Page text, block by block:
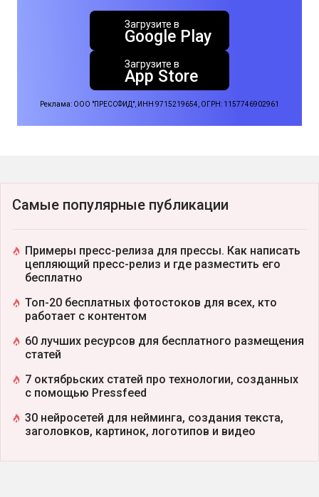
Загрузите в
Google Play
Загрузите в
App Store
Реклама: ООО "ПРЕССФИД", ИНН 9715219654, ОГРН: 1157746902961
Самые популярные публикации
Примеры пресс-релиза для прессы. Как написать
цепляющий пресс-релиз и где разместить его
бесплатно
Топ-20 бесплатных фотостоков для всех, кто
работает с контентом
60 лучших ресурсов для бесплатного размещения
статей
7 октябрьских статей про технологии, созданных
с помощью Pressfeed
30 нейросетей для нейминга, создания текста,
заголовков, картинок, логотипов и видео